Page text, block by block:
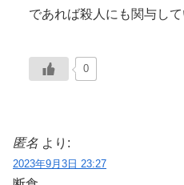
であれば殺人にも関与し
0
匿名 より:
2023年9月3日 23:27